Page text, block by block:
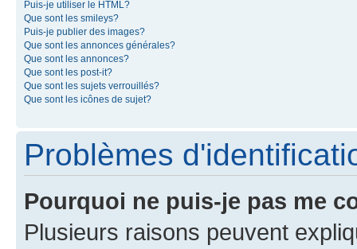
Puis-je utiliser le HTML?
Que sont les smileys?
Puis-je publier des images?
Que sont les annonces générales?
Que sont les annonces?
Que sont les post-it?
Que sont les sujets verrouillés?
Que sont les icônes de sujet?
Problèmes
Pourquoi ne puis-je pas me
Plusieurs raisons peuvent